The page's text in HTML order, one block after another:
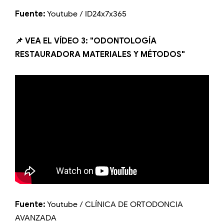
Fuente: Youtube / ID24x7x365
📌 VEA EL VÍDEO 3: "ODONTOLOGÍA
RESTAURADORA MATERIALES Y MÉTODOS"
Fuente: Youtube / CLÍNICA DE ORTODONCIA
AVANZADA